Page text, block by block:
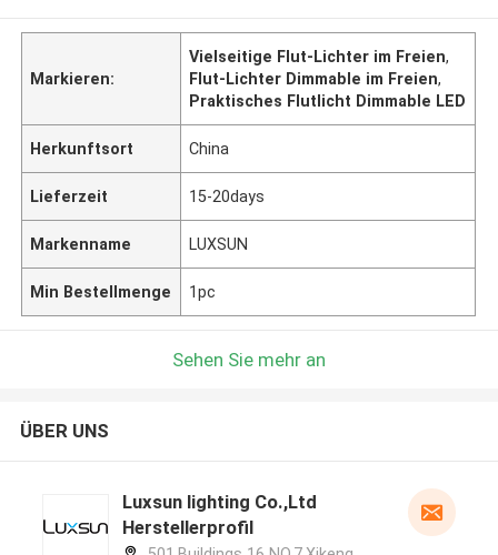
Markieren:
Vielseitige Flut-Lichter im Freien,
Flut-Lichter Dimmable im Freien,
Praktisches Flutlicht Dimmable LED
Herkunftsort China
Lieferzeit 15-20days
Markenname LUXSUN
Min Bestellmenge 1pc
Sehen Sie mehr an
ÜBER UNS
Luxsun lighting Co.,Ltd
Herstellerprofil